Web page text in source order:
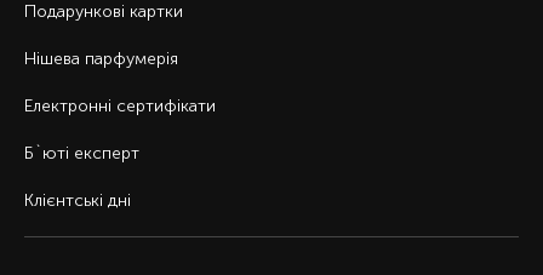
Подарункові картки
Нішева парфумерія
Електронні сертифікати
Б`юті експерт
Клієнтські дні